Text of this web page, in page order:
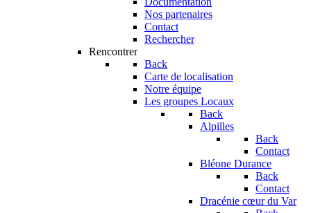
Nos partenaires
Contact
Rechercher
Rencontrer
Back
Carte de localisation
Notre équipe
Les groupes Locaux
Back
Alpilles
Back
Contact
Bléone Durance
Back
Contact
Dracénie cœur du Var